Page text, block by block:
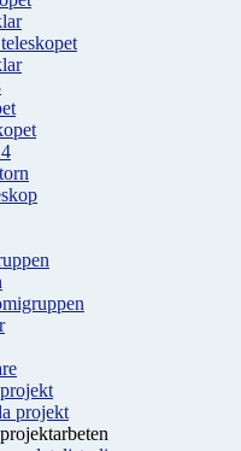
projekt